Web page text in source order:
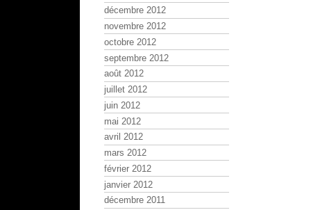
décembre 2012
novembre 2012
octobre 2012
septembre 2012
août 2012
juillet 2012
juin 2012
mai 2012
avril 2012
mars 2012
février 2012
janvier 2012
décembre 2011